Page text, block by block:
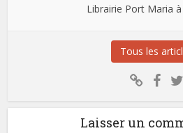
Librairie Port Maria
Tous les
Laisser un